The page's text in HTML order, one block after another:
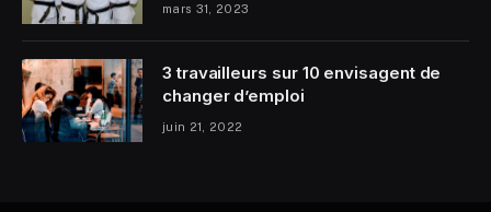
mars 31, 2023
3 travailleurs sur 10 envisagent de
changer d’emploi
juin 21, 2022